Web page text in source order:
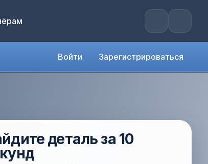
Войти Зарегистрироваться
деталь за 10